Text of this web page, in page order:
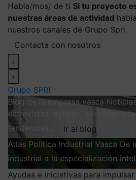
Habla(mos) de ti Si tu proyecto
nuestras áreas de actividad
nuestros canales de Grupo Spri
Contacta con nosotros
‹
›
Grupo SPRI
Blog de la empresa vasca
entrevistas, ayudas,
tendencias…
Ir al blog
Atlas Política Industrial Vasca De
industrial a la especialización
Ayudas e iniciativas para